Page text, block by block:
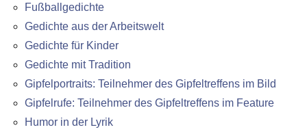
Fußballgedichte
Gedichte aus der Arbeitswelt
Gedichte für Kinder
Gedichte mit Tradition
Gipfelportraits: Teilnehmer des Gipfeltreffens im Bild
Gipfelrufe: Teilnehmer des Gipfeltreffens im Feature
Humor in der Lyrik